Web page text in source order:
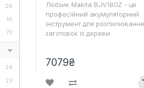
26
16
73
34
23
Лобзик Makita BJV180Z - це
професійний акумуляторний
інструмент для розпилювання
заготовок із дереви..
7079₴